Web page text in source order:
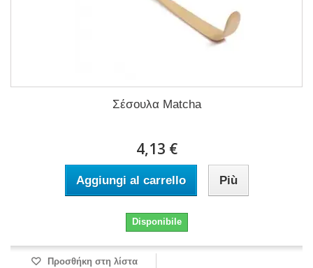
Σέσουλα Matcha
4,13 €
Aggiungi al carrello Più
Disponibile
Προσθήκη στη λίστα